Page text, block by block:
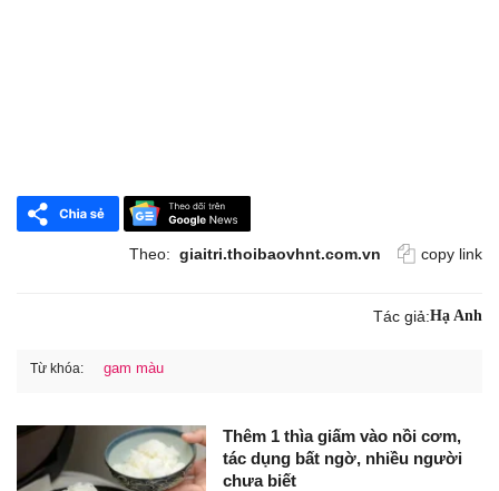
Theo: giaitri.thoibaovhnt.com.vn copy link
Tác giả:Hạ Anh
Từ khóa: gam màu
Thêm 1 thìa giấm vào nồi cơm,
tác dụng bất ngờ, nhiều người
chưa biết